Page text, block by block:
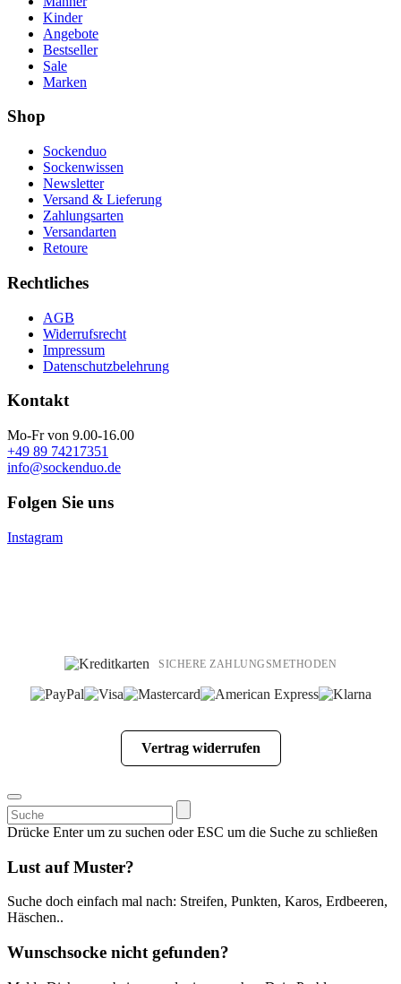
Kinder
Angebote
Bestseller
Sale
Marken
Shop
Sockenduo
Sockenwissen
Newsletter
Versand & Lieferung
Zahlungsarten
Versandarten
Retoure
Rechtliches
AGB
Widerrufsrecht
Impressum
Datenschutzbelehrung
Kontakt
Mo-Fr von 9.00-16.00
+49 89 74217351
info@sockenduo.de
Folgen Sie uns
Instagram
SICHERE ZAHLUNGSMETHODEN
Vertrag widerrufen
Suchen
nach:
Drücke Enter um zu suchen oder ESC um die Suche zu schließen
Lust auf Muster?
Suche doch einfach mal nach: Streifen, Punkten, Karos, Erdbeeren,
Häschen..
Wunschsocke nicht gefunden?